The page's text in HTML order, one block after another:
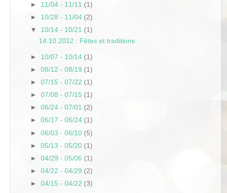
► 11/04 - 11/11 (1)
► 10/28 - 11/04 (2)
▼ 10/14 - 10/21 (1)
14.10.2012 : Fêtes et traditions
► 10/07 - 10/14 (1)
►08/12 - 08/19 (1)
►07/15 - 07/22 (1)
►07/08 - 07/15 (1)
►06/24 - 07/01 (2)
►06/17 - 06/24 (1)
►06/03 - 06/10 (5)
►05/13 - 05/20 (1)
►04/29 - 05/06 (1)
►04/22 - 04/29 (2)
►04/15 - 04/22 (3)